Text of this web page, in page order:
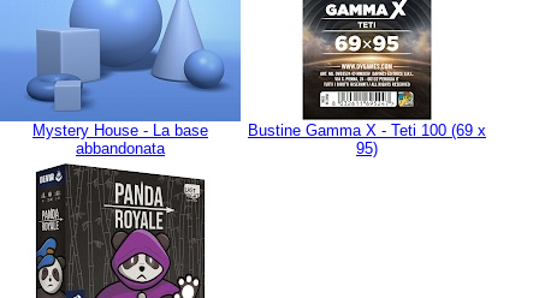
Mystery House - La base
abbandonata
Bustine Gamma X - Teti 100 (69 x
95)